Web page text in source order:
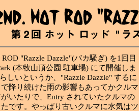
"Razzle Dazzle"(バカ騒ぎ) を1回目
(本牧山頂公園 駐車場) にて開催しま
しいというか、"Razzle Dazzle" するに
降り続けた雨の影響もあってかクルマ
いたりで、Entry されていたクルマの
です。やっぱり古いクルマに水気はツ